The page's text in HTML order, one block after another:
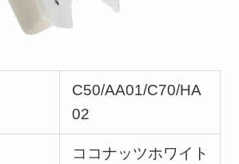
C50/AA01/C70/HA
02
ココナッツホワイト